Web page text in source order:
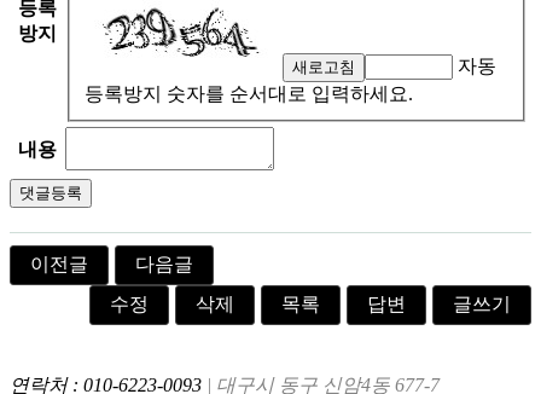
1
4
m
e
등록
방지
새로고침
자동
등록방지 숫자를 순서대로 입력하세요.
내용
이전글
다음글
수정
삭제 목록 답변 글쓰기
연락처 : 010-6223-0093 | 대구시 동구 신암4동 677-7